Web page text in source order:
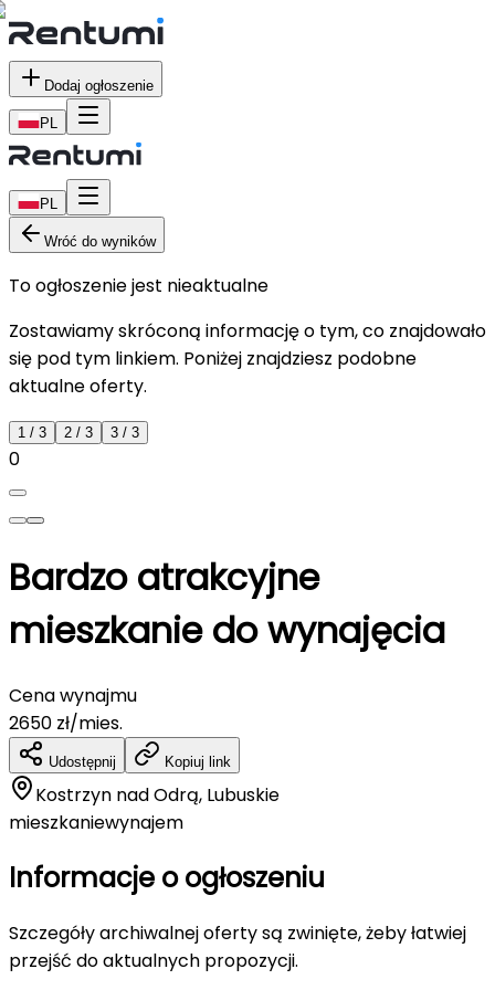
Dodaj ogłoszenie
PL
PL
Wróć do wyników
To ogłoszenie jest nieaktualne
Zostawiamy skróconą informację o tym, co znajdowało
się pod tym linkiem. Poniżej znajdziesz podobne
aktualne oferty.
1 / 3 2 / 3 3 / 3
0
Bardzo atrakcyjne
mieszkanie do wynajęcia
Cena wynajmu
2650 zł/mies.
Udostępnij Kopiuj link
Kostrzyn nad Odrą, Lubuskie
mieszkaniewynajem
Informacje o ogłoszeniu
Szczegóły archiwalnej oferty są zwinięte, żeby łatwiej
przejść do aktualnych propozycji.